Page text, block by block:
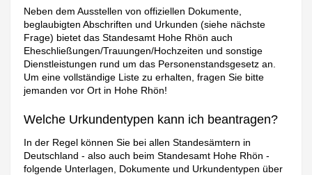
Neben dem Ausstellen von offiziellen Dokumente,
beglaubigten Abschriften und Urkunden (siehe nächste
Frage) bietet das Standesamt Hohe Rhön auch
Eheschließungen/Trauungen/Hochzeiten und sonstige
Dienstleistungen rund um das Personenstandsgesetz an.
Um eine vollständige Liste zu erhalten, fragen Sie bitte
jemanden vor Ort in Hohe Rhön!
Welche Urkundentypen kann ich beantragen?
In der Regel können Sie bei allen Standesämtern in
Deutschland - also auch beim Standesamt Hohe Rhön -
folgende Unterlagen, Dokumente und Urkundentypen über